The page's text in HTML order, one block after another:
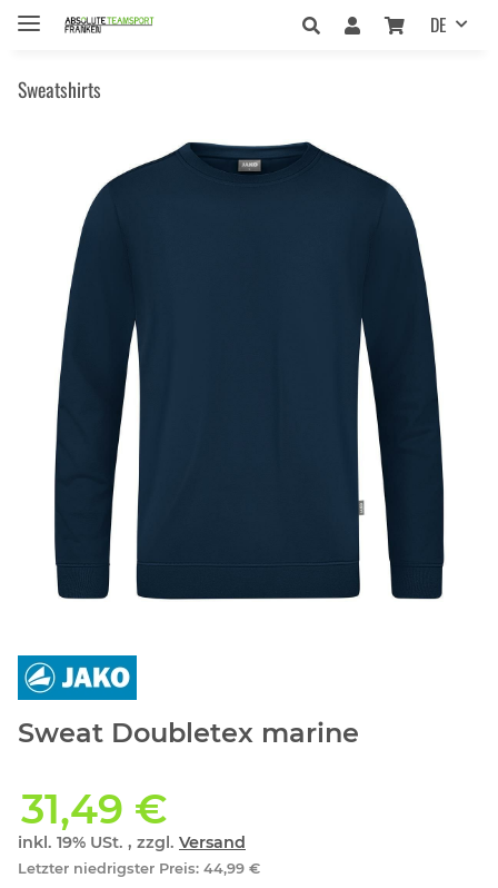
DE
Sweatshirts
Sweat Doubletex marine
31,49 €
inkl. 19% USt. , zzgl. Versand
Letzter niedrigster Preis: 44,99 €